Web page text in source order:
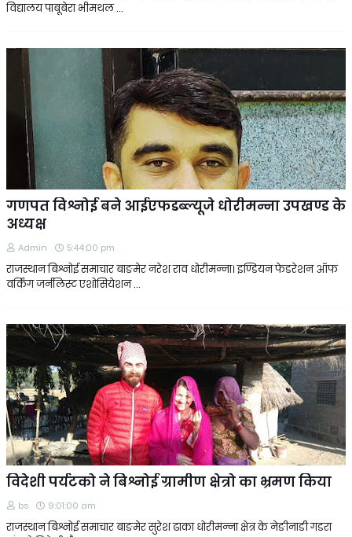
विद्यालय पाबूबेरा भीमथल …
गणपत विश्नोई बने आईएफडब्ल्यूजे धोरीमन्ना उपखण्ड के
अध्यक्ष
Admin 5:44:00 pm
राजस्थान बिश्नोई समाचार बाङमेर नरेश राव धोरीमन्ना। इण्डियन फेडरेशन ऑफ
वर्किंग जर्नलिस्ट एशोसियेशन …
विदेशी पर्यटको ने बिश्नोई ग्रामीण क्षेत्रो का भ्रमण किया
bs 9:01:00 am
राजस्थान बिश्नोई समाचार बाङमेर सुरेश ढाका धोरीमन्ना क्षेत्र के नेङीनाडी गडरा